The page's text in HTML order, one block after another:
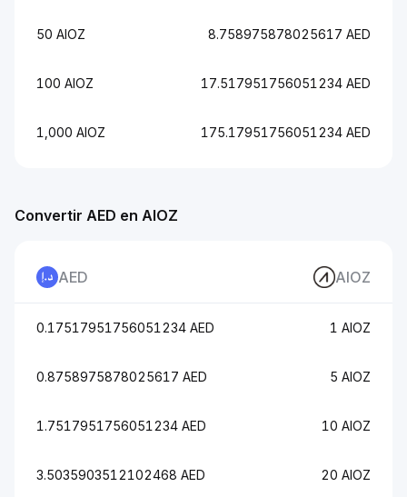
50 AIOZ 8.758975878025617 AED
100 AIOZ 17.517951756051234 AED
1,000 AIOZ 175.17951756051234 AED
Convertir AED en AIOZ
AED AIOZ
0.17517951756051234 AED 1 AIOZ
0.8758975878025617 AED 5 AIOZ
1.7517951756051234 AED 10 AIOZ
3.5035903512102468 AED 20 AIOZ